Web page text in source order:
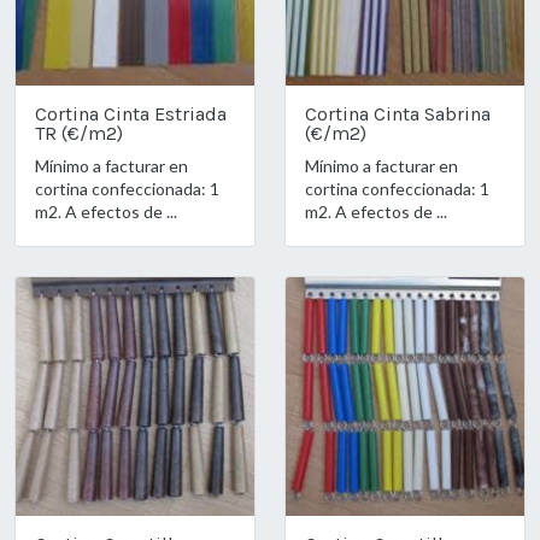
Cortina Cinta Estriada
TR (€/m2)
Mínimo a facturar en
cortina confeccionada: 1
m2. A efectos de ...
Cortina Cinta Sabrina
(€/m2)
Mínimo a facturar en
cortina confeccionada: 1
m2. A efectos de ...